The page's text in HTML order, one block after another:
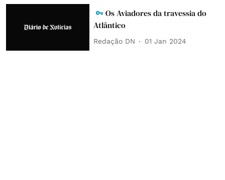
Os Aviadores da travessia do
Atlântico
Redação DN 01 Jan 2024